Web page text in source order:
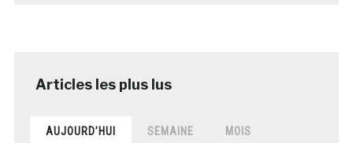
AUJOURD’HUI SEMAINE MOIS